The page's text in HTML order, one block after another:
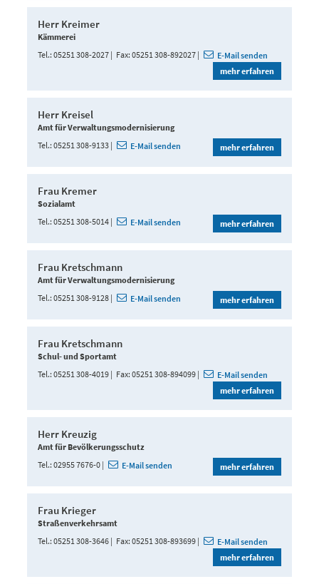
Herr Kreimer
Kämmerei
Tel. 05251 308-2027 Fax 05251 308-892027
E-Mail senden
mehr erfahren
Herr Kreisel
Amt für Verwaltungsmodernisierung
Tel. 05251 308-9133 E-Mail senden mehr erfahren
Frau Kremer
Sozialamt
Tel. 05251 308-5014 E-Mail senden mehr erfahren
Frau Kretschmann
Amt für Verwaltungsmodernisierung
Tel. 05251 308-9128 E-Mail senden mehr erfahren
Frau Kretschmann
Schul- und Sportamt
Tel. 05251 308-4019 Fax 05251 308-894099
E-Mail senden
mehr erfahren
Herr Kreuzig
Amt für Bevölkerungsschutz
Tel. 02955 7676-0 E-Mail senden mehr erfahren
Frau Krieger
Straßenverkehrsamt
Tel. 05251 308-3646 Fax 05251 308-893699
E-Mail senden
mehr erfahren